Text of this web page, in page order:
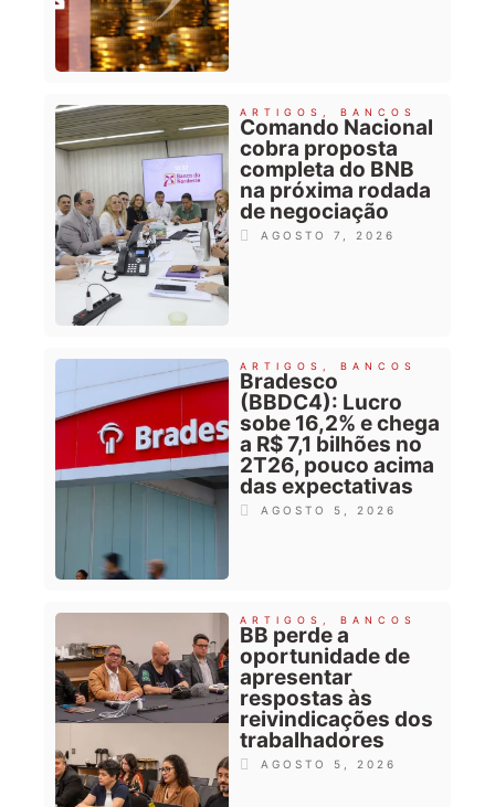
ARTIGOS , BANCOS
Comando Nacional
cobra proposta
completa do BNB
na próxima rodada
de negociação
AGOSTO 7, 2026
ARTIGOS , BANCOS
Bradesco
(BBDC4): Lucro
sobe 16,2% e chega
a R$ 7,1 bilhões no
2T26, pouco acima
das expectativas
AGOSTO 5, 2026
ARTIGOS , BANCOS
BB perde a
oportunidade de
apresentar
respostas às
reivindicações dos
trabalhadores
AGOSTO 5, 2026